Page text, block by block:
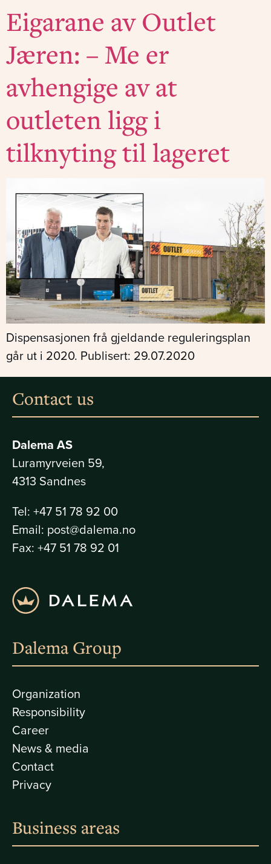
Eigarane av Outlet
Jæren: – Me er
avhengige av at
outleten ligg i
tilknyting til lageret
Dispensasjonen frå gjeldande reguleringsplan
går ut i 2020. Publisert: 29.07.2020
Contact us
Dalema AS
Luramyrveien 59,
4313 Sandnes
Tel: +47 51 78 92 00
Email: post@dalema.no
Fax: +47 51 78 92 01
Dalema Group
Organization
Responsibility
Career
News & media
Contact
Privacy
Business areas